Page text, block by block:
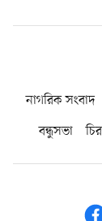
নাগরিক সংবাদ
বন্ধুসভা